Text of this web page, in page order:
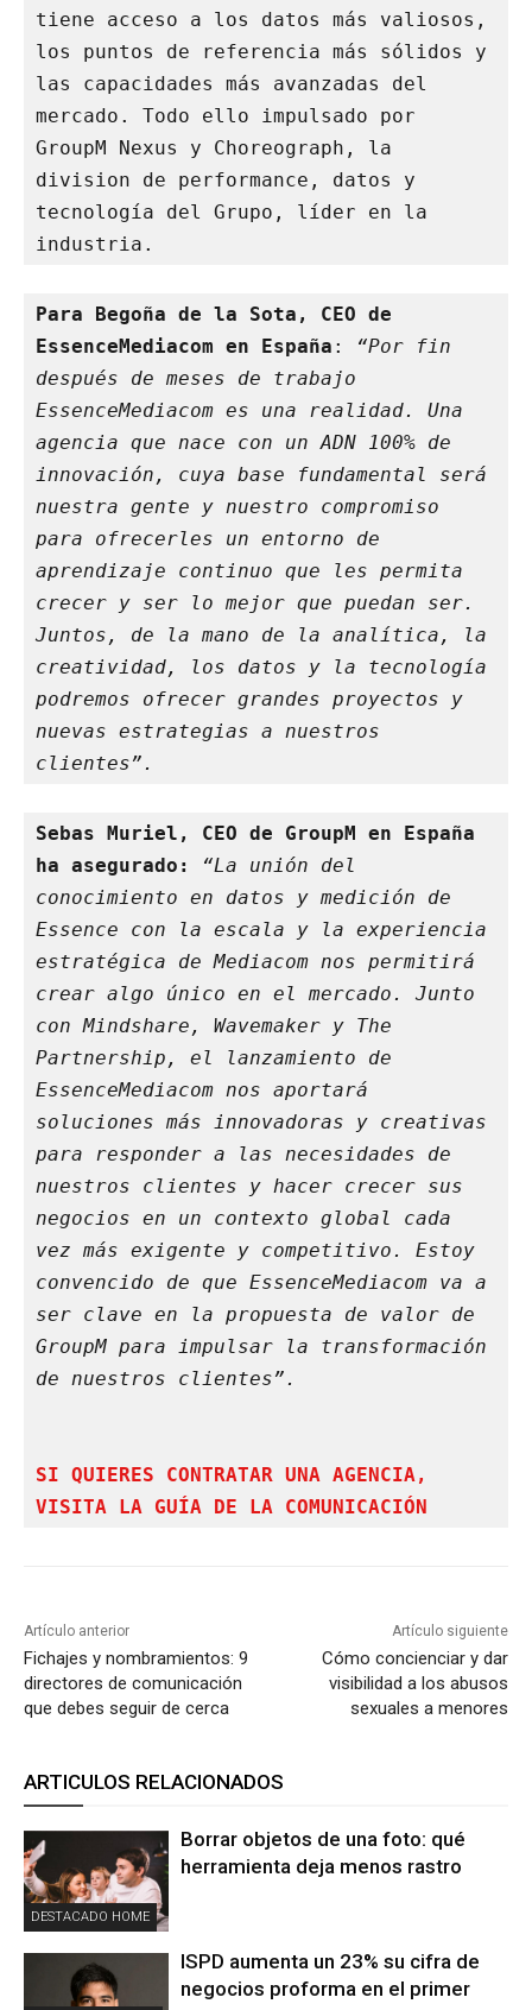
tiene acceso a los datos más valiosos,
los puntos de referencia más sólidos y
las capacidades más avanzadas del
mercado. Todo ello impulsado por
GroupM Nexus y Choreograph, la
division de performance, datos y
tecnología del Grupo, líder en la
industria.
Para Begoña de la Sota, CEO de
EssenceMediacom en España :
“Por fin
después de meses de trabajo
EssenceMediacom es una realidad. Una
agencia que nace con un ADN 100% de
innovación, cuya base fundamental será
nuestra gente y nuestro compromiso
para ofrecerles un entorno de
aprendizaje continuo que les permita
crecer y ser lo mejor que puedan ser.
Juntos, de la mano de la analítica, la
creatividad, los datos y la tecnología
podremos ofrecer grandes proyectos y
nuevas estrategias a nuestros
clientes”.
Sebas Muriel, CEO de GroupM en España
ha asegurado:
“La unión del
conocimiento en datos y medición de
Essence con la escala y la experiencia
estratégica de Mediacom nos permitirá
crear algo único en el mercado. Junto
con Mindshare, Wavemaker y The
Partnership, el lanzamiento de
EssenceMediacom nos aportará
soluciones más innovadoras y creativas
para responder a las necesidades de
nuestros clientes y hacer crecer sus
negocios en un contexto global cada
vez más exigente y competitivo. Estoy
convencido de que EssenceMediacom va a
ser clave en la propuesta de valor de
GroupM para impulsar la transformación
de nuestros clientes”.
SI QUIERES CONTRATAR UNA AGENCIA,
VISITA LA GUÍA DE LA COMUNICACIÓN
Artículo anterior
Fichajes y nombramientos: 9
directores de comunicación
que debes seguir de cerca
Artículo siguiente
Cómo concienciar y dar
visibilidad a los abusos
sexuales a menores
ARTICULOS RELACIONADOS
DESTACADO HOME
Borrar objetos de una foto: qué
herramienta deja menos rastro
ISPD aumenta un 23% su cifra de
negocios proforma en el primer